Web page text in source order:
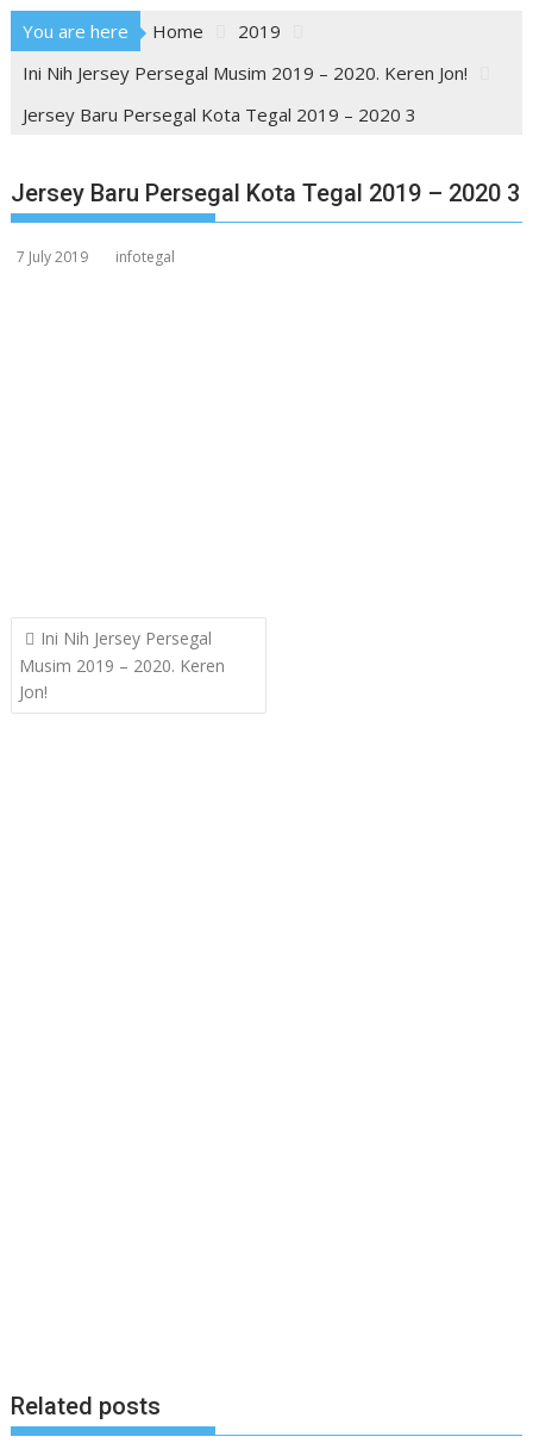
You are here Home
2019
Ini Nih Jersey Persegal Musim 2019 – 2020. Keren Jon!
Jersey Baru Persegal Kota Tegal 2019 – 2020 3
Jersey Baru Persegal Kota Tegal 2019 – 2020 3
7 July 2019 infotegal
Post
navigation
Ini Nih Jersey Persegal
Musim 2019 – 2020. Keren
Jon!
Related posts